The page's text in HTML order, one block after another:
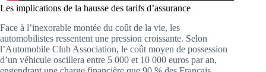
Les implications de la hausse des tarifs d’assurance
Face à l’inexorable montée du coût de la vie, les
automobilistes ressentent une pression croissante. Selon
l’Automobile Club Association, le coût moyen de possession
d’un véhicule oscillera entre 5 000 et 10 000 euros par an,